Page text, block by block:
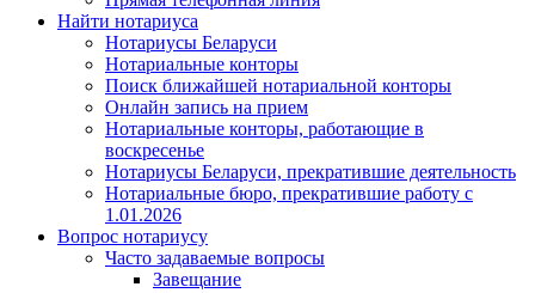
Найти нотариуса
Нотариусы Беларуси
Нотариальные конторы
Поиск ближайшей нотариальной конторы
Онлайн запись на прием
Нотариальные конторы, работающие в
воскресенье
Нотариусы Беларуси, прекратившие деятельность
Нотариальные бюро, прекратившие работу с
1.01.2026
Вопрос нотариусу
Часто задаваемые вопросы
Завещание